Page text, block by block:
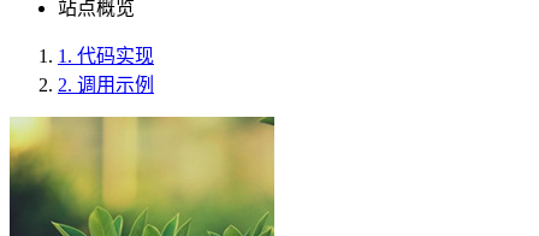
站点概览
1. 代码实现
2. 调用示例